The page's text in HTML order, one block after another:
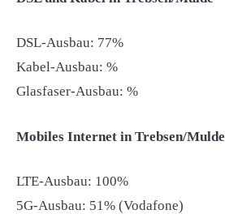
DSL-Ausbau: 77%
Kabel-Ausbau: %
Glasfaser-Ausbau: %
Mobiles Internet in Trebsen/Mulde
LTE-Ausbau: 100%
5G-Ausbau: 51% (Vodafone)